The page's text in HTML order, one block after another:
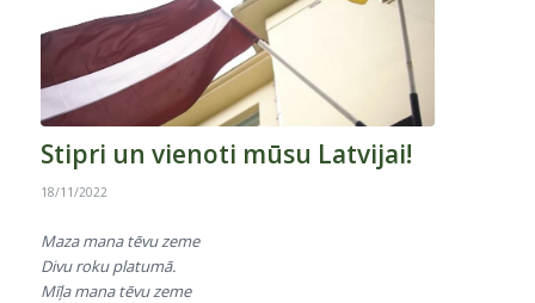
Stipri un vienoti mūsu Latvijai!
18/11/2022
Maza mana tēvu zeme
Divu roku platumā.
Mīļa mana tēvu zeme